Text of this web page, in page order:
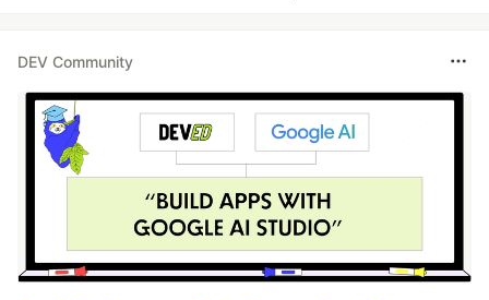
DEV Community